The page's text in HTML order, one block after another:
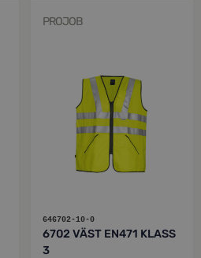
PROJOB
646702-10-0
6702 VÄST EN471 KLASS
3